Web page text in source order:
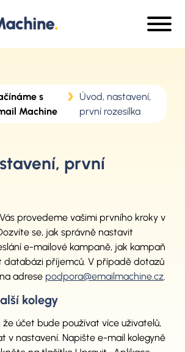
s
Machine
Úvod, nastavení,
první rozesílka
první
provedeme vašimi prvního kroky v
se, jak správně nastavit
e-mailové kampaně, jak kampaň
databázi příjemců. V případě dotazů
adrese podpora@emailmachine.cz
kolegy
že účet bude používat více uživatelů,
v nastavení. Napište e-mail kolegyně